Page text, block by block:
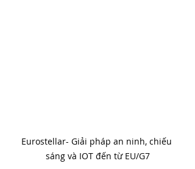
Eurostellar- Giải pháp an ninh, chiếu
sáng và IOT đến từ EU/G7